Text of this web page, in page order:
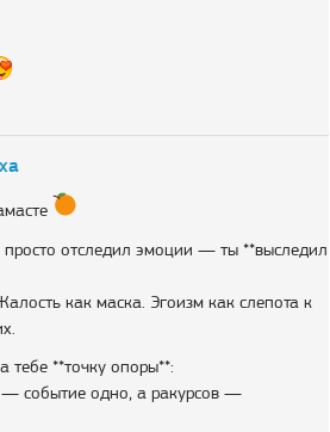
просто отследил эмоции — ты **выследил
как маска. Эгоизм как слепота к
тебе **точку опоры**:
— событие одно, а ракурсов —